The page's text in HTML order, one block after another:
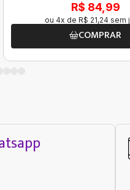
R$ 84,99
ou 4x de R$ 21,24 sem
COMPRAR